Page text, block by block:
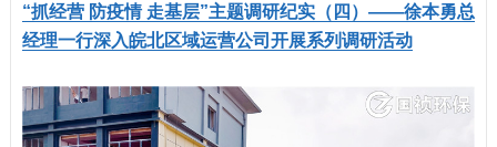
“抓经营 防疫情 走基层”主题调研纪实（四）——徐本勇总
经理一行深入皖北区域运营公司开展系列调研活动